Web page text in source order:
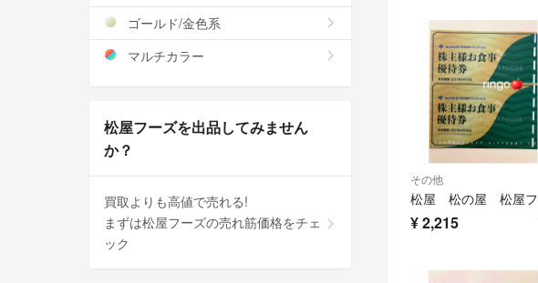
その他
¥2,215
ゴールド/金色系
マルチカラー
松屋フーズを出品してみません
か？
買取よりも高値で売れる!
まずは松屋フーズの売れ筋価格をチェ
ック